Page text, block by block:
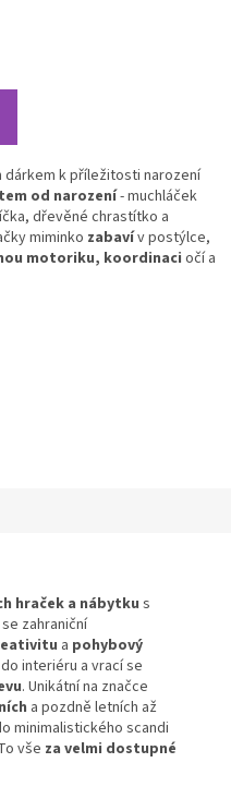
dárkem k příležitosti narození
od narození- muchláček
dřevěné chrastítko a
miminko zabavív postýlce,
motoriku, koordinaciočí a
hraček a nábytku s
zahraniční
a pohybový
interiéru a vrací se
. Unikátní na značce
a pozdně letních až
minimalistického scandi
vše za velmi dostupné